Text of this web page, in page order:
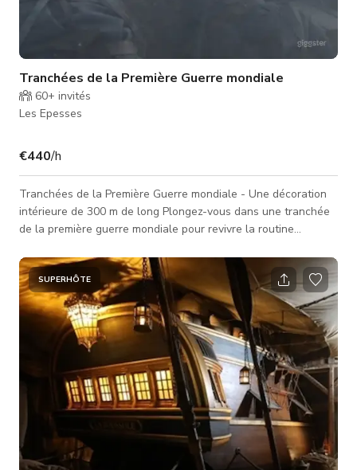
Tranchées de la Première Guerre mondiale
60+ invités
Les Epesses
€440/h
Tranchées de la Première Guerre mondiale - Une décoration
intérieure de 300 m de long Plongez-vous dans une tranchée
de la première guerre mondiale pour revivre la routine
avec de nombreux accessoires. Une décoration intérieure avec
la possibilité de construire des tranchées qui s'ouvrent sur le
terrain environnant. 300 m de long 1800 m² de tranchée
Nombreux accessoires
SUPERHÔTE